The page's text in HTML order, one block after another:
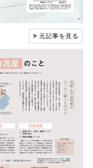
▶元記事を見る